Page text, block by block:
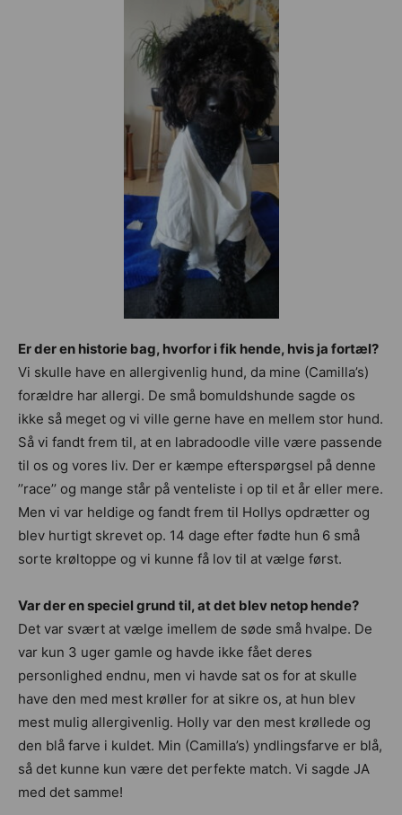
Er der en historie bag, hvorfor i fik hende, hvis ja fortæl?
Vi skulle have en allergivenlig hund, da mine (Camilla’s)
forældre har allergi. De små bomuldshunde sagde os
ikke så meget og vi ville gerne have en mellem stor hund.
Så vi fandt frem til, at en labradoodle ville være passende
til os og vores liv. Der er kæmpe efterspørgsel på denne
’’race’’ og mange står på venteliste i op til et år eller mere.
Men vi var heldige og fandt frem til Hollys opdrætter og
blev hurtigt skrevet op. 14 dage efter fødte hun 6 små
sorte krøltoppe og vi kunne få lov til at vælge først.
Var der en speciel grund til, at det blev netop hende?
Det var svært at vælge imellem de søde små hvalpe. De
var kun 3 uger gamle og havde ikke fået deres
personlighed endnu, men vi havde sat os for at skulle
have den med mest krøller for at sikre os, at hun blev
mest mulig allergivenlig. Holly var den mest krøllede og
den blå farve i kuldet. Min (Camilla’s) yndlingsfarve er blå,
så det kunne kun være det perfekte match. Vi sagde JA
med det samme!